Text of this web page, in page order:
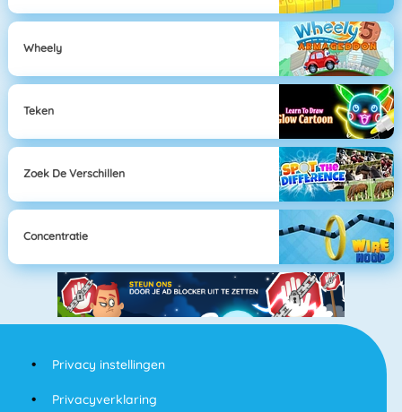
Wheely
Teken
Zoek De Verschillen
Concentratie
Privacy instellingen
Privacyverklaring